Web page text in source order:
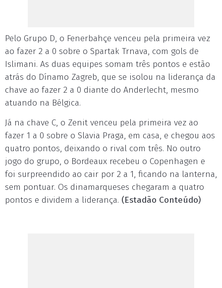
Pelo Grupo D, o Fenerbahçe venceu pela primeira vez
ao fazer 2 a 0 sobre o Spartak Trnava, com gols de
Islimani. As duas equipes somam três pontos e estão
atrás do Dínamo Zagreb, que se isolou na liderança da
chave ao fazer 2 a 0 diante do Anderlecht, mesmo
atuando na Bélgica.
Já na chave C, o Zenit venceu pela primeira vez ao
fazer 1 a 0 sobre o Slavia Praga, em casa, e chegou aos
quatro pontos, deixando o rival com três. No outro
jogo do grupo, o Bordeaux recebeu o Copenhagen e
foi surpreendido ao cair por 2 a 1, ficando na lanterna,
sem pontuar. Os dinamarqueses chegaram a quatro
pontos e dividem a liderança. (Estadão Conteúdo)